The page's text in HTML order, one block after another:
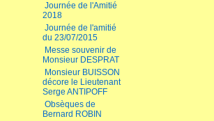
Journée de l'Amitié
2018
Journée de l'amitié
du 23/07/2015
Messe souvenir de
Monsieur DESPRAT
Monsieur BUISSON
décore le Lieutenant
Serge ANTIPOFF
Obsèques de
Bernard ROBIN